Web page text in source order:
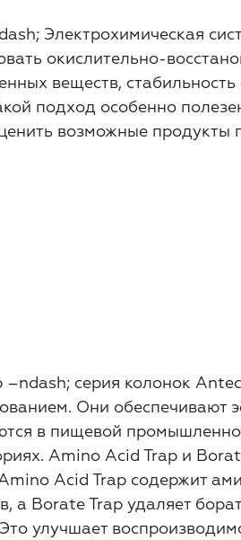
Электрохимическая
окислительно-
веществ,
подход особенно
возможные продукты
–ndash; серия колонок
Они обеспечивают
в пищевой
Amino Acid Trap и
Acid Trap содержит
а Borate Trap удаляет
улучшает